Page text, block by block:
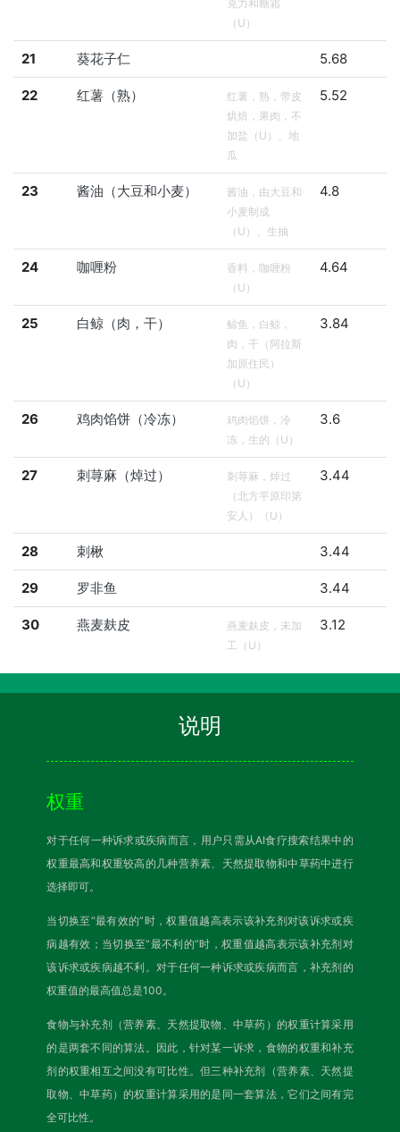
克力和糖霜
（U）
21 葵花子仁 5.68
22 红薯（熟）
红薯，熟，带皮
烘焙，果肉，不
加盐（U）、地
瓜
5.52
23 酱油（大豆和小麦）
酱油，由大豆和
小麦制成
（U）、生抽
4.8
24 咖喱粉
香料，咖喱粉
（U）
4.64
25 白鲸（肉，干）
鲸鱼，白鲸，
肉，干（阿拉斯
加原住民）
（U）
3.84
26 鸡肉馅饼（冷冻）
鸡肉馅饼，冷
冻，生的（U）
3.6
27 刺荨麻（焯过）
刺荨麻，焯过
（北方平原印第
安人）（U）
3.44
28 刺楸 3.44
29 罗非鱼 3.44
30 燕麦麸皮
燕麦麸皮，未加
工（U）
3.12
说明
权重
对于任何一种诉求或疾病而言，用户只需从AI食疗搜索结果中的
权重最高和权重较高的几种营养素、天然提取物和中草药中进行
选择即可。
当切换至“最有效的”时，权重值越高表示该补充剂对该诉求或疾
病越有效；当切换至“最不利的”时，权重值越高表示该补充剂对
该诉求或疾病越不利。对于任何一种诉求或疾病而言，补充剂的
权重值的最高值总是100。
食物与补充剂（营养素、天然提取物、中草药）的权重计算采用
的是两套不同的算法。因此，针对某一诉求，食物的权重和补充
剂的权重相互之间没有可比性。但三种补充剂（营养素、天然提
取物、中草药）的权重计算采用的是同一套算法，它们之间有完
全可比性。